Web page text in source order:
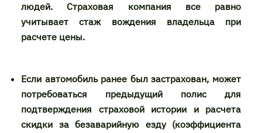
людей. Страховая компания все равно
учитывает стаж вождения владельца при
расчете цены.
Если автомобиль ранее был застрахован, может
потребоваться предыдущий полис для
подтверждения страховой истории и расчета
скидки за безаварийную езду (коэффициента